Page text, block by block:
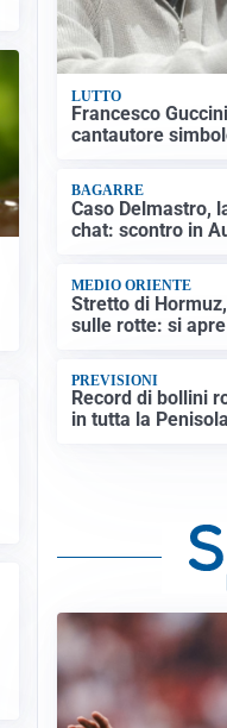
LUTTO
Francesco
cantautore
BAGARRE
Caso Delmastro,
chat: scontro in
MEDIO ORIENTE
Stretto di
sulle rotte: si
PREVISIONI
Record di bollini
in tutta la Penisola